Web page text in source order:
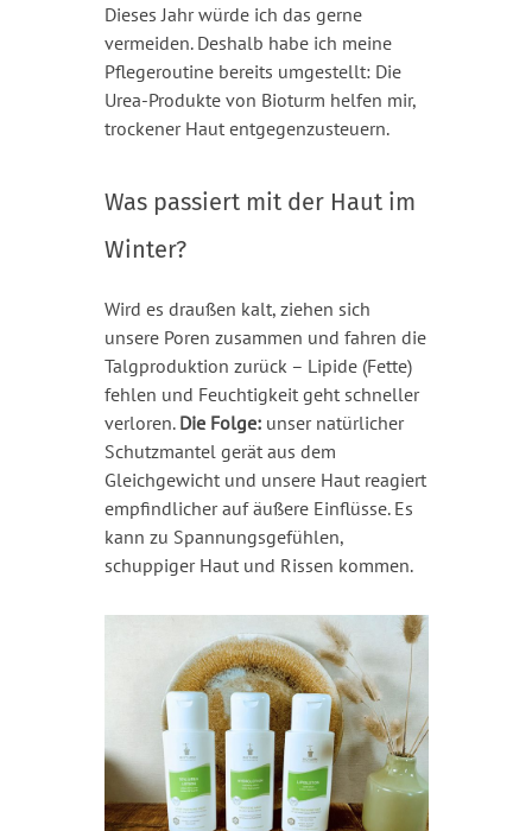
Dieses Jahr würde ich das gerne
vermeiden. Deshalb habe ich meine
Pflegeroutine bereits umgestellt: Die
Urea-Produkte von Bioturm helfen mir,
trockener Haut entgegenzusteuern.
Was passiert mit der Haut im
Winter?
Wird es draußen kalt, ziehen sich
unsere Poren zusammen und fahren die
Talgproduktion zurück – Lipide (Fette)
fehlen und Feuchtigkeit geht schneller
verloren. Die Folge:unser natürlicher
Schutzmantel gerät aus dem
Gleichgewicht und unsere Haut reagiert
empfindlicher auf äußere Einflüsse. Es
kann zu Spannungsgefühlen,
schuppiger Haut und Rissen kommen.